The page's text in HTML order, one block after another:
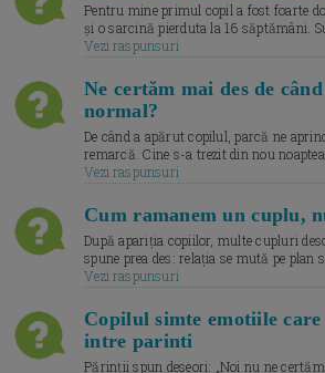
Pentru mine primul copil a fost foarte
și o sarcină pierduta la 16 săptămâni.
Vezi raspunsuri
Ne certăm mai des de
normal?
De când a apărut copilul, parcă ne
remarcă. Cine s-a trezit din nou
Vezi raspunsuri
Cum ramanem un cuplu,
După apariția copiilor, multe cupluri
spune prea des: relația se mută pe plan
Vezi raspunsuri
Copilul simte emotiile
intre parinti
Părinții spun deseori: „Noi nu ne